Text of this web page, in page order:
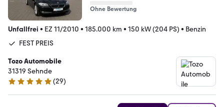
Ohne Bewertung
Unfallfrei • EZ 11/2010 • 185.000 km • 150 kW (204 PS) • Benzin
FEST PREIS
Tozo Automobile
31319 Sehnde
4.8 Sterne
(29)